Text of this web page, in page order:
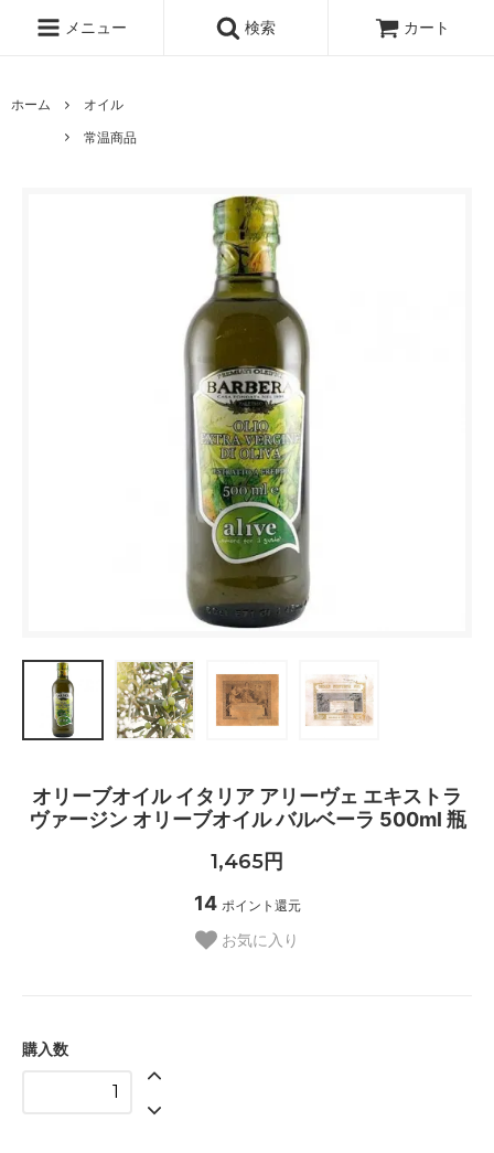
メニュー 検索 カート
ホーム
オイル
常温商品
オリーブオイル イタリア アリーヴェ エキストラ
ヴァージン オリーブオイル バルベーラ 500ml 瓶
1,465円
14 ポイント還元
お気に入り
購入数